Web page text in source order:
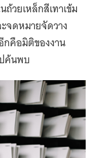
วยเหล็กสีเทาเข้ม
จดหมายจัดวาง
กคือมิติของงาน
ค้นพบ